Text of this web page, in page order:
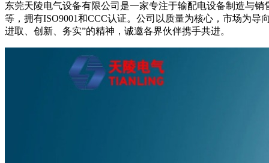
东莞天陵电气设备有限公司是一家专注于输配电设备制造与
等，拥有ISO9001和CCC认证。公司以质量为核心，市场为
进取、创新、务实”的精神，诚邀各界伙伴携手共进。